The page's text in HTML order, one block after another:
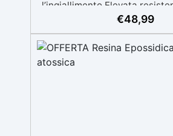
l’ingiallimento Elevata
bassa esotermia per risultati
grazie alla bassa viscosità e al
di lavorazione evita le
per grandi tavoli, opere
€48,99